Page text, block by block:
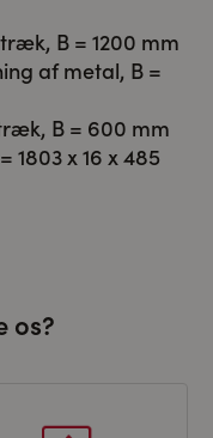
B = 1200 mm
af metal, B =
B = 600 mm
1803 x 16 x 485
os?